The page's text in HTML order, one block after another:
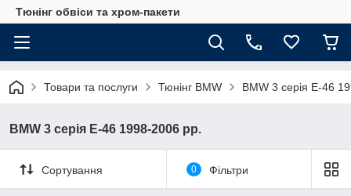
Тюнінг обвіси та хром-пакети
Товари та послуги Тюнінг BMW BMW 3 серія E-46
BMW 3 серія E-46 1998-2006 рр.
Сортування 0 Фільтри